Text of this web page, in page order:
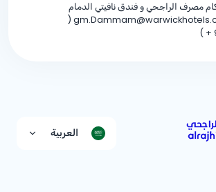
مصرف الراجحي و فندق نافيتي الدمام
+
)
العربية